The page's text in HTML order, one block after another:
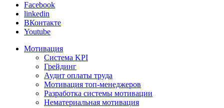
Facebook
linkedin
ВКонтакте
Youtube
Мотивация
Система KPI
Грейдинг
Аудит оплаты труда
Мотивация топ-менеджеров
Разработка системы мотивации
Нематериальная мотивация